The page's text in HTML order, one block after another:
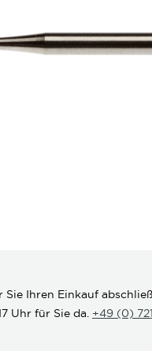
Sie Ihren Einkauf
Uhr für Sie da. +49 (0)